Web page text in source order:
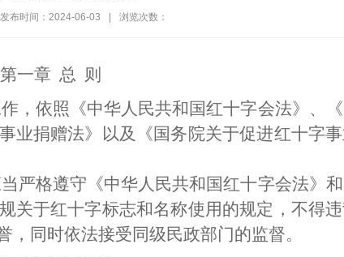
发布时间：2024-06-03 浏览次数：
第一章 总 则
，依照《中华人民共和国红十字会法》、
业捐赠法》以及《国务院关于促进红十字
严格遵守《中华人民共和国红十字会法》
关于红十字标志和名称使用的规定，不得
同时依法接受同级民政部门的监督。